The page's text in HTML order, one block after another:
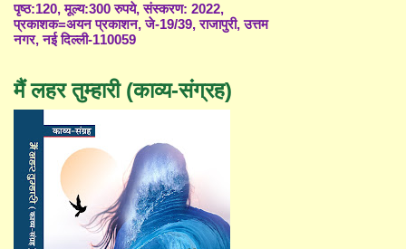
पृष्ठ:120, मूल्य:300 रुपये, संस्करण: 2022,
प्रकाशक=अयन प्रकाशन, जे-19/39, राजापुरी, उत्तम
नगर, नई दिल्ली-110059
मैं लहर तुम्हारी (काव्य-संग्रह)